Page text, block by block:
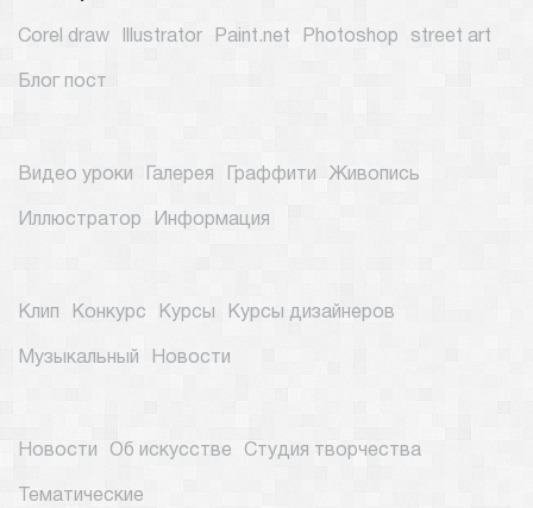
Corel draw Illustrator Paint.net Photoshop street art
Блог пост
Видео уроки Галерея Граффити Живопись
Иллюстратор Информация
Клип Конкурс Курсы Курсы дизайнеров
Музыкальный Новости
Новости Об искусстве Студия творчества
Тематические